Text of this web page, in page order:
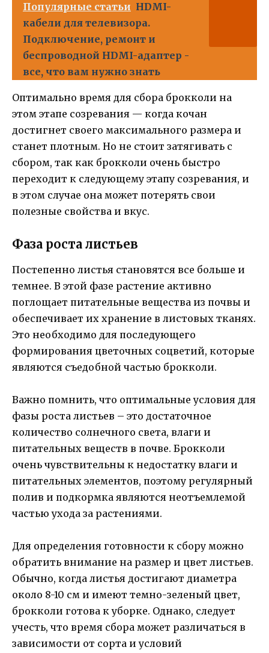
Популярные статьи HDMI-
кабели для телевизора.
Подключение, ремонт и
беспроводной HDMI-адаптер -
все, что вам нужно знать
Оптимально время для сбора брокколи на
этом этапе созревания — когда кочан
достигнет своего максимального размера и
станет плотным. Но не стоит затягивать с
сбором, так как брокколи очень быстро
переходит к следующему этапу созревания, и
в этом случае она может потерять свои
полезные свойства и вкус.
Фаза роста листьев
Постепенно листья становятся все больше и
темнее. В этой фазе растение активно
поглощает питательные вещества из почвы и
обеспечивает их хранение в листовых тканях.
Это необходимо для последующего
формирования цветочных соцветий, которые
являются съедобной частью брокколи.
Важно помнить, что оптимальные условия для
фазы роста листьев – это достаточное
количество солнечного света, влаги и
питательных веществ в почве. Брокколи
очень чувствительны к недостатку влаги и
питательных элементов, поэтому регулярный
полив и подкормка являются неотъемлемой
частью ухода за растениями.
Для определения готовности к сбору можно
обратить внимание на размер и цвет листьев.
Обычно, когда листья достигают диаметра
около 8-10 см и имеют темно-зеленый цвет,
брокколи готова к уборке. Однако, следует
учесть, что время сбора может различаться в
зависимости от сорта и условий